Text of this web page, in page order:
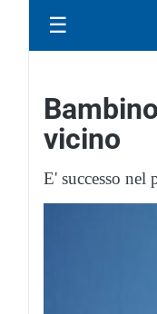
☰
vicino
E' successo nel